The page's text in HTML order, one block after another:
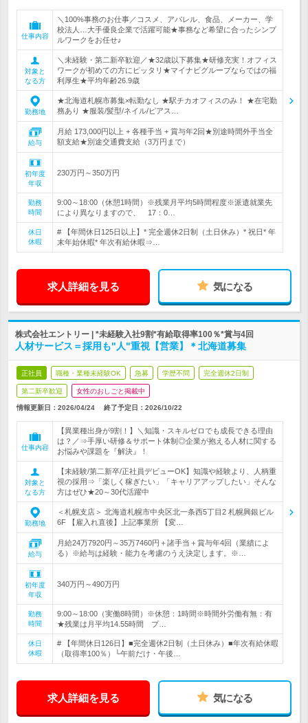
仕事内容
＼100%事務のお仕事／コスメ、アパレル、食品、メーカー、学
校法人…大手優良企業で活躍可能★事務など希望に合ったシンプ
ルワークをお任せ♪
対象と
なる方
＼未経験・第二新卒歓迎／★32歳以下募集★研修充実！オフィス
ワークが初めての方にピッタリ★マイナビグループならではの福
利厚生★平均年齢26.9歳
勤務地
★北海道札幌市募集×転勤なし ★駅チカオフィスのみ！ ★在宅勤
務あり ★服装/髪型/ネイル/ピアス…
給与
月給 173,000円以上 + 各種手当 + 賞与年2回★別途時間外手当全
額支給★別途交通費支給（3万円まで）
初年度
年収
230万円～350万円
勤務
時間
9:00～18:00（休憩1時間）※残業月平均5時間程度※派遣就業先
により異なりますので、 17：0…
休日
休暇
# 【年間休日125日以上】* 完全週休2日制（土日休み）* 祝日* 年
末年始休暇* 年次有給休暇⇒…
求人詳細を見る 気になる
株式会社エントリー | *未経験入社9割*有給取得率100％*賞与4回
人材サービス＝採用も"人"重視【営業】＊北海道募集
正社員 職種・業種未経験OK 急募 学歴不問 完全週休2日制
第二新卒歓迎 女性のおしごと掲載中
情報更新日：2026/04/24 終了予定日： 2026/10/22
仕事内容
【異業種出身が9割！】＼知識・スキルゼロでも成長できる理由
は？／⇒手厚い研修＆サポート体制◎企業が抱える人材に関する
お悩みや課題を『解決』！
対象と
なる方
【未経験/第二新卒/正社員デビューOK】知識や経験より、人柄重
視の採用⇒「楽しく稼ぎたい」「キャリアアップしたい」そんな
方はぜひ★20～30代活躍中
勤務地
＜札幌支店＞ 北海道札幌市中央区北一条西5丁目2 札幌興銀ビル
6F 【雇入れ直後】上記事業所 【変…
給与
月給24万7920円～35万7460円＋諸手当＋賞与年4回（業績によ
る）※給与は経験・能力を考慮のうえ決定します。※…
初年度
年収
340万円～490万円
勤務
時間
9:00～18:00（実働8時間）※休憩：1時間※時間外労働有無：有
★残業は月平均14.55時間 プ…
休日
休暇
# 【年間休日126日】■完全週休2日制（土日休み）■年次有給休暇
（取得率100％）└午前だけ・午後…
求人詳細を見る 気になる